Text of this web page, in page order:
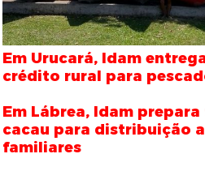
Em Urucará, Idam
crédito rural para
Em Lábrea, Idam
cacau para distribuição
familiares